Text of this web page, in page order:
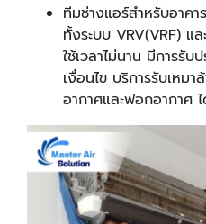
ทีมช่างแอร์สำหรับอาคา
ทั้งระบบ VRV(VRF)
ใช้เวลาไม่นาน มีการรั
เงื่อนไข บริการรับเหม
อากาศและฟอกอากาศ